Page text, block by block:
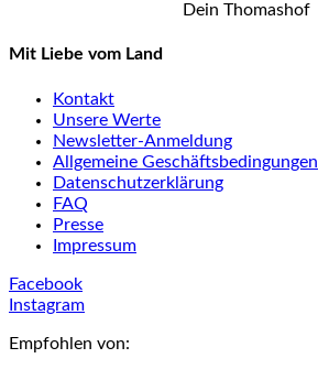
Dein Thomashof
Mit Liebe vom Land
Kontakt
Unsere Werte
Newsletter-Anmeldung
Allgemeine Geschäftsbedingungen
Datenschutzerklärung
FAQ
Presse
Impressum
Facebook
Instagram
Empfohlen von: